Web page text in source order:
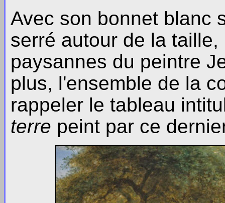
Avec son bonnet blanc
serré autour de la
paysannes du peintre
plus, l'ensemble de la
rappeler le tableau
terre peint par ce